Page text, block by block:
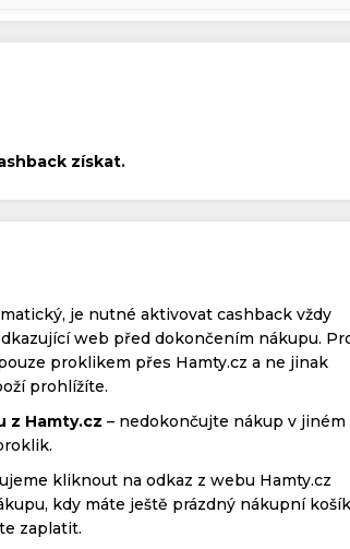
získat.
je nutné aktivovat cashback vždy
web před dokončením nákupu.
proklikem přes Hamty.cz a ne jinak
prohlížíte.
z Hamty.cz – nedokončujte nákup v jiném
kliknout na odkaz z webu Hamty.cz
kdy máte ještě prázdný nákupní
zaplatit.